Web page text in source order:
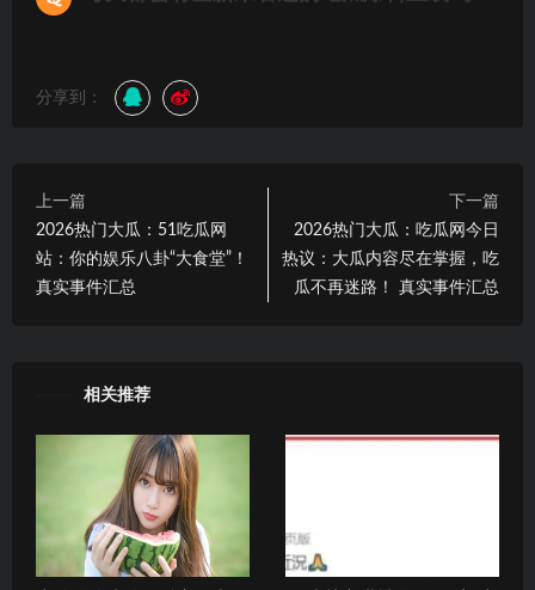
分享到：
上一篇
2026热门大瓜：51吃瓜网
站：你的娱乐八卦“大食堂”！
真实事件汇总
下一篇
2026热门大瓜：吃瓜网今日
热议：大瓜内容尽在掌握，吃
瓜不再迷路！ 真实事件汇总
相关推荐